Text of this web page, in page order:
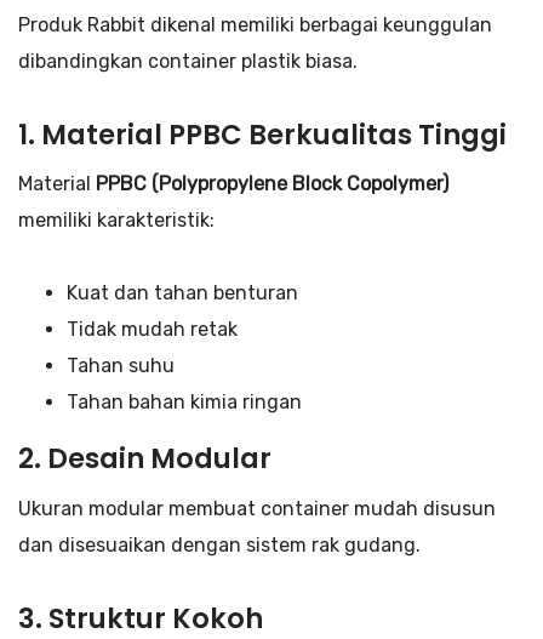
Produk Rabbit dikenal memiliki berbagai keunggulan
dibandingkan container plastik biasa.
1. Material PPBC Berkualitas Tinggi
Material PPBC (Polypropylene Block Copolymer)
memiliki karakteristik:
Kuat dan tahan benturan
Tidak mudah retak
Tahan suhu
Tahan bahan kimia ringan
2. Desain Modular
Ukuran modular membuat container mudah disusun
dan disesuaikan dengan sistem rak gudang.
3. Struktur Kokoh